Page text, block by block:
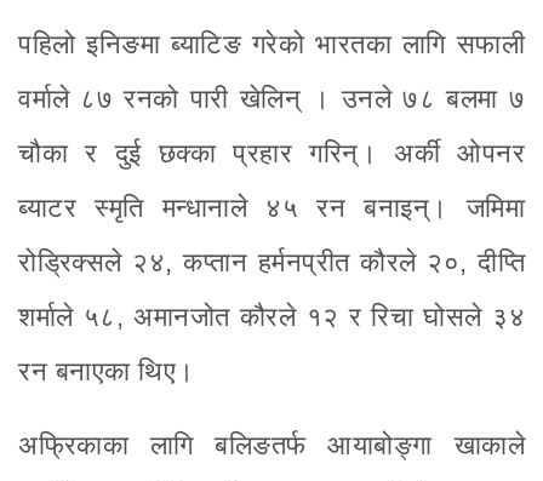
पहिलो इनिङमा ब्याटिङ गरेको भारतका लागि सफाली
वर्माले ८७ रनको पारी खेलिन् । उनले ७८ बलमा ७
चौका र दुई छक्का प्रहार गरिन्। अर्की ओपनर
ब्याटर स्मृति मन्धानाले ४५ रन बनाइन्। जमिमा
रोड्रिक्सले २४, कप्तान हर्मनप्रीत कौरले २०, दीप्ति
शर्माले ५८, अमानजोत कौरले १२ र रिचा घोसले ३४
रन बनाएका थिए।
अफ्रिकाका लागि बलिङतर्फ आयाबोङ्गा खाकाले